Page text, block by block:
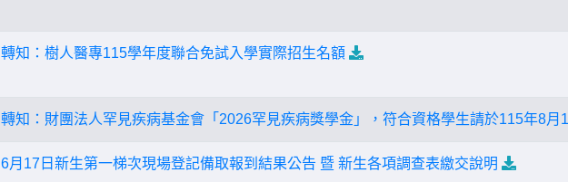
轉知：樹人醫專115學年度聯合免試入學實際招生名額
轉知：財團法人罕見疾病基金會「2026罕見疾病獎學金」，符合資格學生請於115年8月
6月17日新生第一梯次現場登記備取報到結果公告 暨 新生各項調查表繳交說明